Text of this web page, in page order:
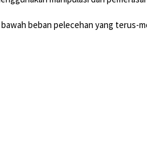
beban pelecehan yang terus-